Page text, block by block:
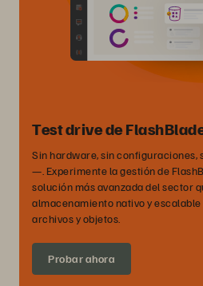
Test drive de
Sin hardware, sin
—. Experimente la gestión de
solución más avanzada del sector
almacenamiento nativo y
archivos y objetos.
Probar ahora